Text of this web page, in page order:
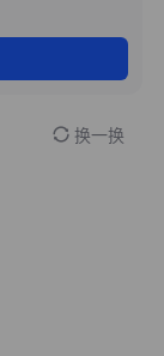
换一换